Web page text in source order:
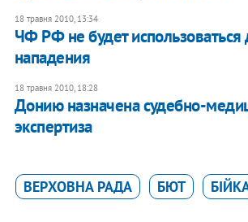
18 травня 2010, 13:34
ЧФ РФ не будет использоваться
нападения
18 травня 2010, 18:28
Донию назначена судебно-
экспертиза
ВЕРХОВНА РАДА БЮТ